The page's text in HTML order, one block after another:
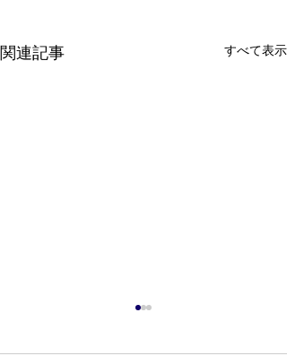
関連記事 すべて表示